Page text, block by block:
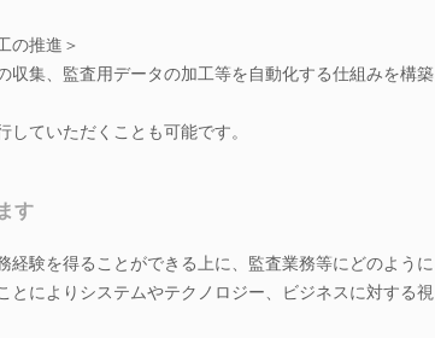
の推進＞
収集、監査用データの加工等を自動化する仕組みを構築
ていただくことも可能です。
す
経験を得ることができる上に、監査業務等にどのように
とによりシステムやテクノロジー、ビジネスに対する視